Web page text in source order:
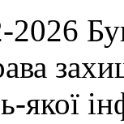
якої